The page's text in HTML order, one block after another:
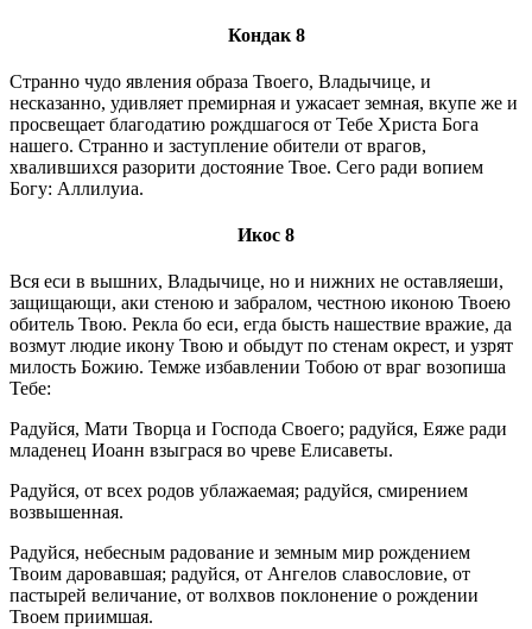
Кондак 8
Странно чудо явления образа Твоего, Владычице, и
несказанно, удивляет премирная и ужасает земная, вкупе же и
просвещает благодатию рождшагося от Тебе Христа Бога
нашего. Странно и заступление обители от врагов,
хвалившихся разорити достояние Твое. Сего ради вопием
Богу: Аллилуиа.
Икос 8
Вся еси в вышних, Владычице, но и нижних не оставляеши,
защищающи, аки стеною и забралом, честною иконою Твоею
обитель Твою. Рекла бо еси, егда бысть нашествие вражие, да
возмут людие икону Твою и обыдут по стенам окрест, и узрят
милость Божию. Темже избавлении Тобою от враг возопиша
Тебе:
Радуйся, Мати Творца и Господа Своего; радуйся, Еяже ради
младенец Иоанн взыграся во чреве Елисаветы.
Радуйся, от всех родов ублажаемая; радуйся, смирением
возвышенная.
Радуйся, небесным радование и земным мир рождением
Твоим даровавшая; радуйся, от Ангелов славословие, от
пастырей величание, от волхвов поклонение о рождении
Твоем приимшая.